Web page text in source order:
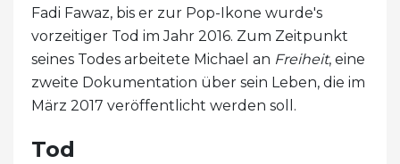
Fadi Fawaz, bis er zur Pop-Ikone wurde's
vorzeitiger Tod im Jahr 2016. Zum Zeitpunkt
seines Todes arbeitete Michael an Freiheit, eine
zweite Dokumentation über sein Leben, die im
März 2017 veröffentlicht werden soll.
Tod